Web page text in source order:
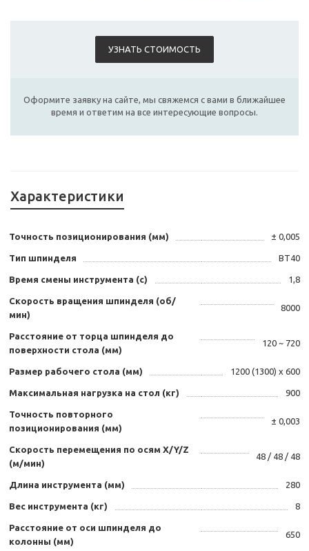
УЗНАТЬ СТОИМОСТЬ
Оформите заявку на сайте, мы свяжемся с вами в ближайшее
время и ответим на все интересующие вопросы.
Характеристики
Точность позиционирования (мм) ± 0,005
Тип шпинделя BT40
Время смены инструмента (с) 1,8
Скорость вращения шпинделя (об/
мин)
8000
Расстояние от торца шпинделя до
поверхности стола (мм)
120 ~ 720
Размер рабочего стола (мм) 1200 (1300) х 600
Максимальная нагрузка на стол (кг) 900
Точность повторного
позиционирования (мм)
± 0,003
Скорость перемещения по осям X/Y/Z
(м/мин)
48 / 48 / 48
Длина инструмента (мм) 280
Вес инструмента (кг) 8
Расстояние от оси шпинделя до
колонны (мм)
650